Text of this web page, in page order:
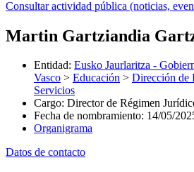
Consultar actividad pública (noticias,
Martin Gartziandia
Entidad: Eusko Jaurlaritza -
Vasco > Educación > Dirección de
Servicios
Cargo: Director de Régimen
Fecha de nombramiento: 14/05/
Organigrama
Datos de contacto